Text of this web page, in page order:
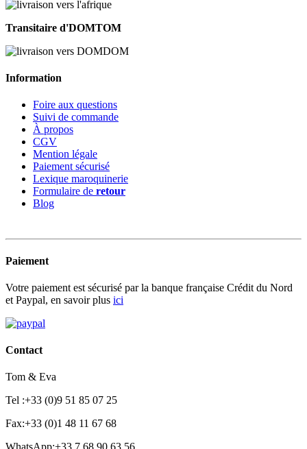
Transitaire d'DOMTOM
Information
Foire aux questions
Suivi de commande
À propos
CGV
Mention légale
Paiement sécurisé
Lexique maroquinerie
Formulaire de retour
Blog
Paiement
Votre paiement est sécurisé par la banque française Crédit du Nord
et Paypal, en savoir plus ici
Contact
Tom & Eva
Tel :+33 (0)9 51 85 07 25
Fax:+33 (0)1 48 11 67 68